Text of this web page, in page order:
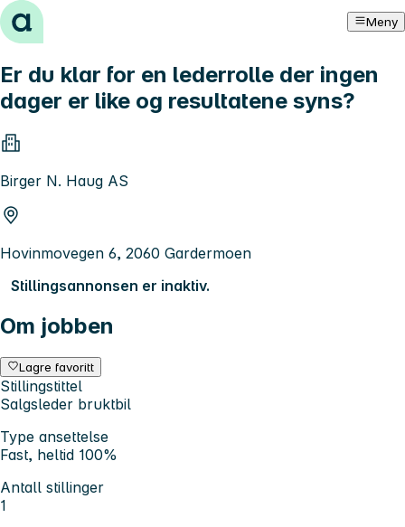
Hopp til innhold Meny
Er du klar for en lederrolle der ingen
dager er like og resultatene syns?
Birger N. Haug AS
Hovinmovegen 6, 2060 Gardermoen
Stillingsannonsen er inaktiv.
Om jobben
Lagre favoritt
Stillingstittel
Salgsleder bruktbil
Type ansettelse
Fast, heltid 100%
Antall stillinger
1